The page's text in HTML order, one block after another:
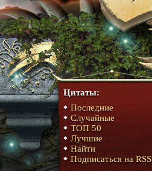
Цитаты:
Последние
Случайные
ТОП 50
Лучшие
Найти
Подписаться на RSS